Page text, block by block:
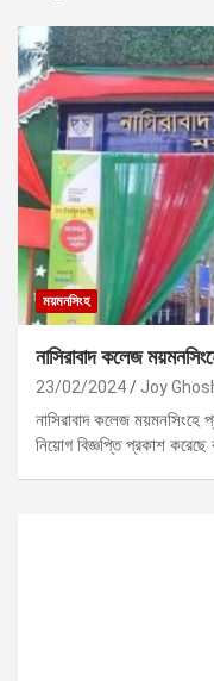
ময়মনসিংহ
নাসিরাবাদ কলেজ
23/02/2024 Joy
নাসিরাবাদ কলেজ ময়মনসিংহে
নিয়োগ বিজ্ঞপ্তি প্রকাশ